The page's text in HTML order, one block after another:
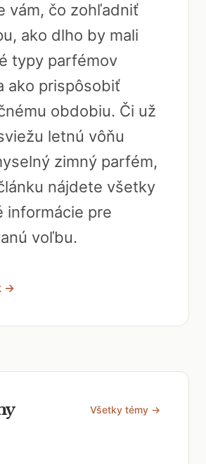
vám, čo zohľadniť
ako dlho by mali
typy parfémov
ako prispôsobiť
obdobiu. Či už
letnú vôňu
zimný parfém,
nájdete všetky
informácie pre
voľbu.
→
Všetky témy →